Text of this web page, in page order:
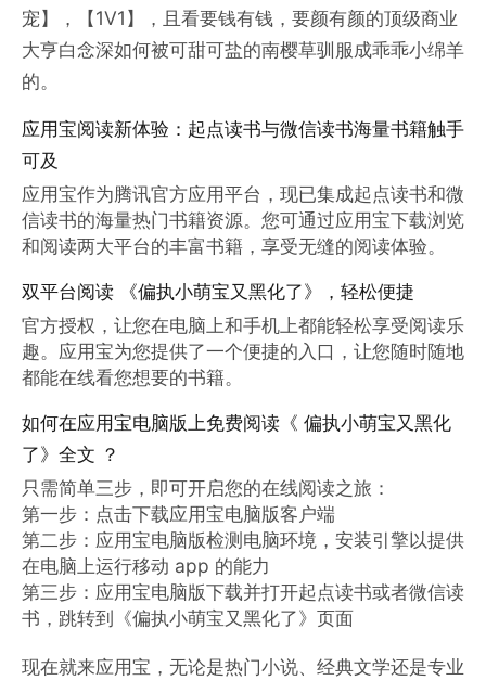
宠】，【1V1】，且看要钱有钱，要颜有颜的顶级商业
大亨白念深如何被可甜可盐的南樱草驯服成乖乖小绵羊
的。
应用宝阅读新体验：起点读书与微信读书海量书籍触手
可及
应用宝作为腾讯官方应用平台，现已集成起点读书和微
信读书的海量热门书籍资源。您可通过应用宝下载浏览
和阅读两大平台的丰富书籍，享受无缝的阅读体验。
双平台阅读 《偏执小萌宝又黑化了》，轻松便捷
官方授权，让您在电脑上和手机上都能轻松享受阅读乐
趣。应用宝为您提供了一个便捷的入口，让您随时随地
都能在线看您想要的书籍。
如何在应用宝电脑版上免费阅读《 偏执小萌宝又黑化
了》全文 ？
只需简单三步，即可开启您的在线阅读之旅：
第一步：点击下载应用宝电脑版客户端
第二步：应用宝电脑版检测电脑环境，安装引擎以提供
在电脑上运行移动 app 的能力
第三步：应用宝电脑版下载并打开起点读书或者微信读
书，跳转到《偏执小萌宝又黑化了》页面
现在就来应用宝，无论是热门小说、经典文学还是专业